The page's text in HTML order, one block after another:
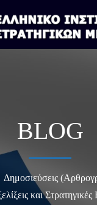
BLOG
Δημοσιεύσεις
και Στρατηγικές